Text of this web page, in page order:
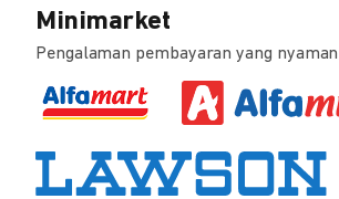
Minimarket
Pengalaman pembayaran yang